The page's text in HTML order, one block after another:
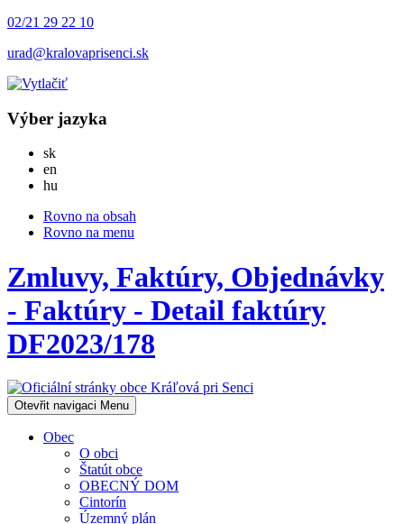
02/21 29 22 10
urad@kralovaprisenci.sk
Výber jazyka
skSlovensky
en
hu
Rovno na obsah
Rovno na menu
Zmluvy, Faktúry, Objednávky
- Faktúry - Detail faktúry
DF2023/178
Otevřit navigaci Menu
Obec
O obci
Štatút obce
OBECNÝ DOM
Cintorín
Územný plán